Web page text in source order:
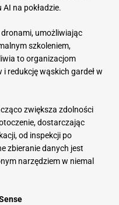
na pokładzie.
dronami, umożliwiając
szkoleniem,
to organizacjom
redukcję wąskich gardeł w
zwiększa zdolności
dostarczając
od inspekcji po
zbieranie danych jest
narzędziem w niemal